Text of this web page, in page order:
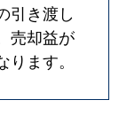
引き渡し
売却益が
ます。